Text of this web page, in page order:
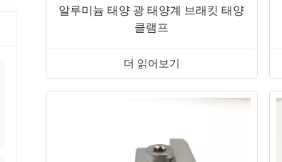
알루미늄 태양 광 태양계 브래킷 태양
클램프
더 읽어보기